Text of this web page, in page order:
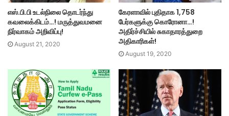
எஸ்.பி.பி உடல்நிலை தொடர்ந்து
கவலைக்கிடம்…! மருத்துவமனை
நிர்வாகம் அறிவிப்பு!
August 21, 2020
கேரளாவில் புதிதாக 1,758
பேர்களுக்கு கொரோனா…!
அதிர்ச்சியில் சுகாதாரத்துறை
அதிகாரிகள்!
August 19, 2020